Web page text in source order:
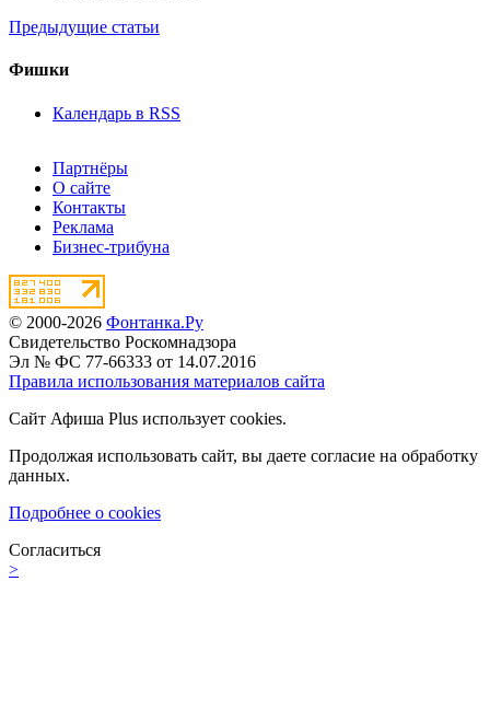
Предыдущие статьи
Фишки
Календарь в RSS
Партнёры
О сайте
Контакты
Реклама
Бизнес-трибуна
© 2000-2026 Фонтанка.Ру
Свидетельство Роскомнадзора
Эл № ФС 77-66333 от 14.07.2016
Правила использования материалов сайта
Сайт Афиша Plus использует cookies.
Продолжая использовать сайт, вы даете согласие на обработку
данных.
Подробнее о cookies
Согласиться
>